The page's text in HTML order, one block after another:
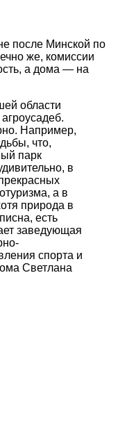
после Минской по
же, комиссии
а дома — на
области
Например,
что,
парк
в
а в
природа в
есть
заведующая
спорта и
Светлана